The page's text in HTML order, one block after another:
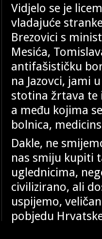
Vidjelo se je
vladajuće
Brezovici s
Mesića,
antifašističku
na Jazovci, jami
stotina žrtava te
a među kojima
bolnica,
Dakle, ne
nas smiju kupiti
uglednicima,
civilizirano, ali
uspijemo,
pobjedu